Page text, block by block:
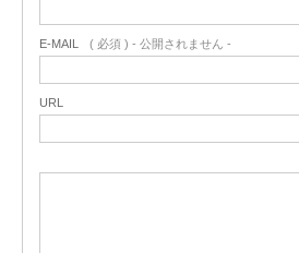
E-MAIL ( 必須 ) - 公開されません -
URL